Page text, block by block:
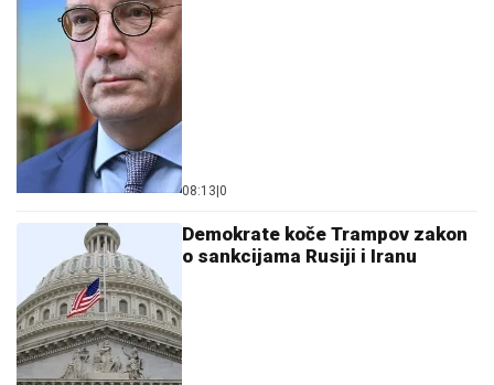
08:13|0
Demokrate koče Trampov zakon
o sankcijama Rusiji i Iranu